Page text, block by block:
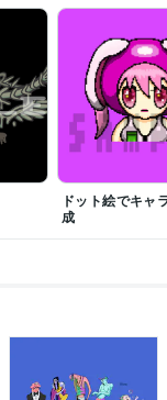
ドット絵でキャ
成